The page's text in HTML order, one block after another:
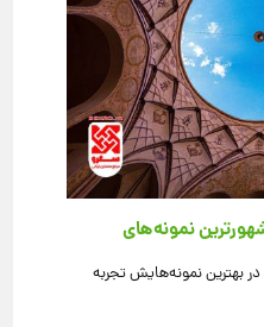
نمونه‌های
در بهترین نمونه‌هایش تجربه